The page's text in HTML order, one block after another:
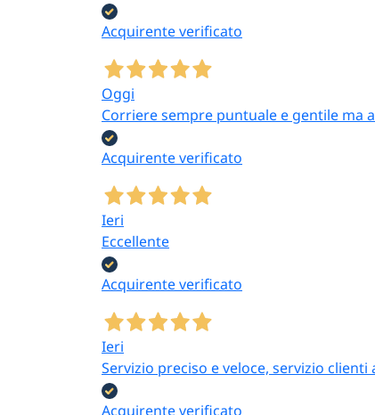
Acquirente verificato
Oggi
Corriere sempre puntuale e gentile ma
Acquirente verificato
Ieri
Eccellente
Acquirente verificato
Ieri
Servizio preciso e veloce, servizio
Acquirente verificato